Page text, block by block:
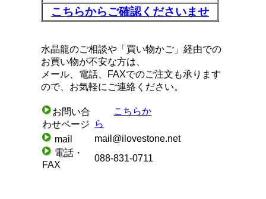
こちらからご確認くださいませ
水晶龍のご相談や「買い物かご」経由での
お買い物が不安な方は、
メール、電話、FAXでのご注文も承ります
ので、お気軽にご連絡ください。
お問い合
わせページ
こちらか
ら
mail
mail@ilovestone.net
電話・
FAX
088-831-0711